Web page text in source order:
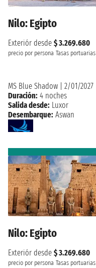
Nilo: Egipto
Exteriór desde $ 3.269.680
precio por persona Tasas portuarias
MS Blue Shadow
2/01/2027
Duración: 4 noches
Salida desde: Luxor
Desembarque: Aswan
Nilo: Egipto
Exteriór desde $ 3.269.680
precio por persona Tasas portuarias